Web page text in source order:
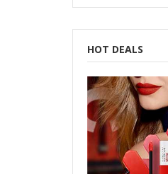
HOT DEALS